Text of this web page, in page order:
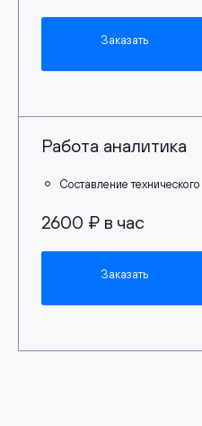
Заказать
Работа аналитика
Составление
2600 ₽ в час
Заказать